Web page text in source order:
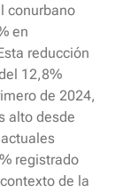
conurbano
en
reducción
12,8%
de 2024,
alto desde
registrado
de la